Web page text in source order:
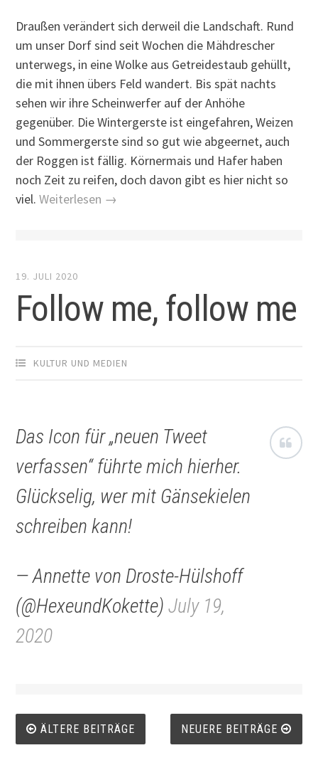
Draußen verändert sich derweil die Landschaft. Rund
um unser Dorf sind seit Wochen die Mähdrescher
unterwegs, in eine Wolke aus Getreidestaub gehüllt,
die mit ihnen übers Feld wandert. Bis spät nachts
sehen wir ihre Scheinwerfer auf der Anhöhe
gegenüber. Die Wintergerste ist eingefahren, Weizen
und Sommergerste sind so gut wie abgeernet, auch
der Roggen ist fällig. Körnermais und Hafer haben
noch Zeit zu reifen, doch davon gibt es hier nicht so
viel.Weiterlesen →
19. JULI 2020
Follow me, follow me
KULTUR UND MEDIEN
Das Icon für „neuen Tweet
verfassen“ führte mich hierher.
Glückselig, wer mit Gänsekielen
schreiben kann!
— Annette von Droste-Hülshoff
(@HexeundKokette)July 19,
2020
Beitrags-
ÄLTERE BEITRÄGE NEUERE BEITRÄGE